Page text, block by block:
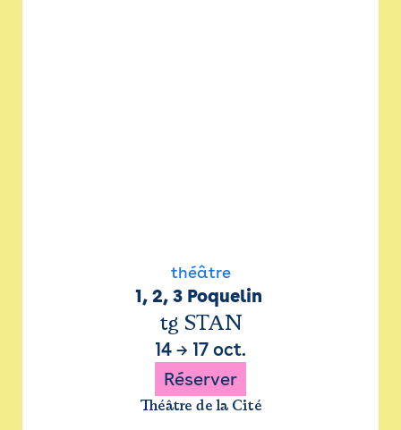
théâtre
1, 2, 3 Poquelin
tg STAN
14 → 17 oct.
Réserver
Théâtre de la Cité